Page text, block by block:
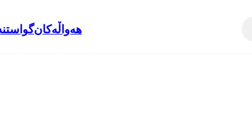
هەواڵەکان